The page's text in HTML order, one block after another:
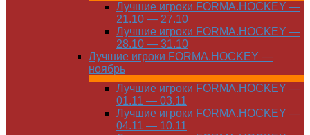
Лучшие игроки FORMA.HOCKEY —
21.10 — 27.10
Лучшие игроки FORMA.HOCKEY —
28.10 — 31.10
Лучшие игроки FORMA.HOCKEY —
ноябрь
Лучшие игроки FORMA.HOCKEY —
01.11 — 03.11
Лучшие игроки FORMA.HOCKEY —
04.11 — 10.11